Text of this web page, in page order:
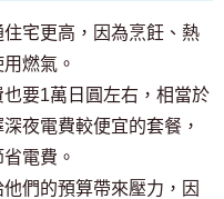
宅更高，因為烹飪、熱
燃氣。
要1萬日圓左右，相當於
夜電費較便宜的套餐，
電費。
們的預算帶來壓力，因